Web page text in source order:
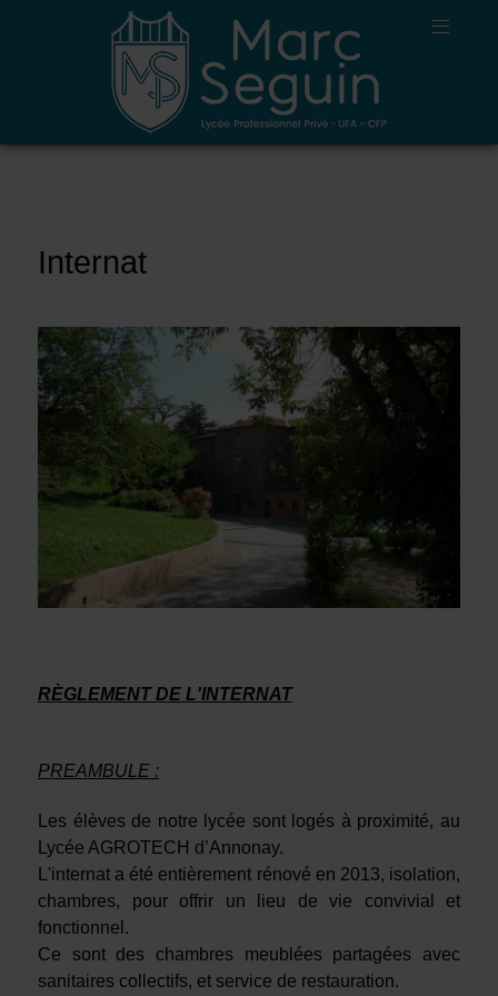
Internat
RÈGLEMENT DE L'INTERNAT
PREAMBULE :
Les élèves de notre lycée sont logés à proximité, au
Lycée AGROTECH d’Annonay.
L'internat a été entièrement rénové en 2013, isolation,
chambres, pour offrir un lieu de vie convivial et
fonctionnel.
Ce sont des chambres meublées partagées avec
sanitaires collectifs, et service de restauration.